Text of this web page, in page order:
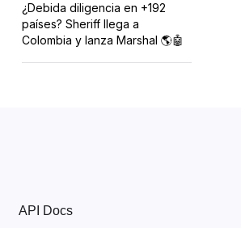
¿Debida diligencia en +192
países? Sheriff llega a
Colombia y lanza Marshal 🌎🤖
API Docs